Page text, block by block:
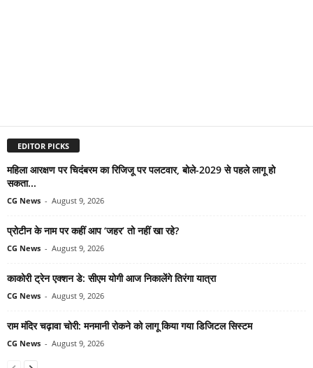
EDITOR PICKS
महिला आरक्षण पर चिदंबरम का रिजिजू पर पलटवार, बोले-2029 से पहले लागू हो
सकता...
CG News - August 9, 2026
प्रोटीन के नाम पर कहीं आप ‘जहर’ तो नहीं खा रहे?
CG News - August 9, 2026
काकोरी ट्रेन एक्शन डे: सीएम योगी आज निकालेंगे तिरंगा यात्रा
CG News - August 9, 2026
राम मंदिर चढ़ावा चोरी: मनमानी रोकने को लागू किया गया डिजिटल सिस्टम
CG News - August 9, 2026